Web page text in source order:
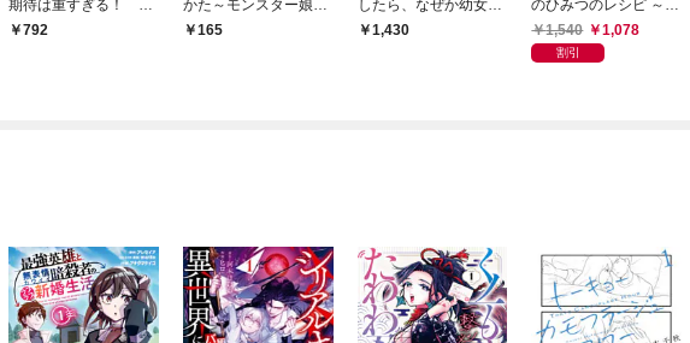
期待は重すぎる！ １
巻792
かた～モンスター娘た
ちと無人島で楽園創造
165
したら、なぜか幼女が
住んでいた１ ～ダン
1,430
のひみつのレシピ ～天
才パパとしあわせカフ
ェ、開店にゃ！～
1,540 1,078
割引